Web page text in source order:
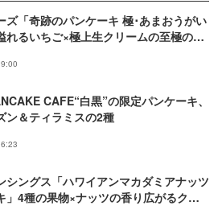
ズ「奇跡のパンケーキ 極･あまおうがい
れるいちご×極上生クリームの至極の一
CAFE“白黒”の限定パンケーキ、
ン＆ティラミスの2種
シングス「ハワイアンマカダミアナッツ
」4種の果物×ナッツの香り広がるクリ